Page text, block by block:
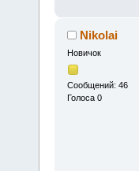
Nikolai
Новичок
Сообщений: 46
Голоса 0